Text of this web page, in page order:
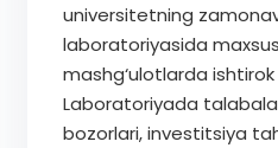
universitetning
laboratoriyasida
mashg‘ulotlarda
Laboratoriyada
bozorlari, investitsiya